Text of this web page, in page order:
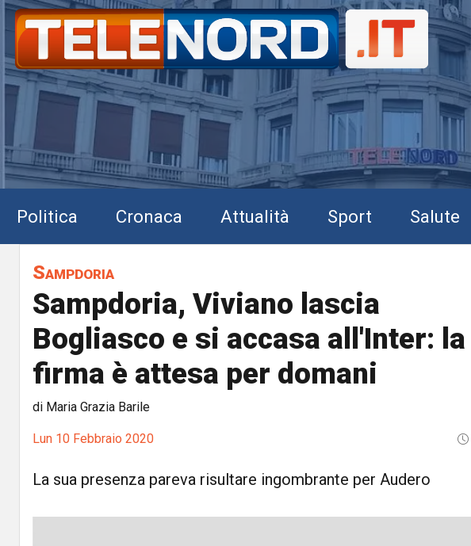
Politica Cronaca Attualità Sport Salute
Sampdoria
Sampdoria, Viviano lascia
Bogliasco e si accasa all'Inter: la
firma è attesa per domani
di Maria Grazia Barile
Lun 10 Febbraio 2020
La sua presenza pareva risultare ingombrante per Audero